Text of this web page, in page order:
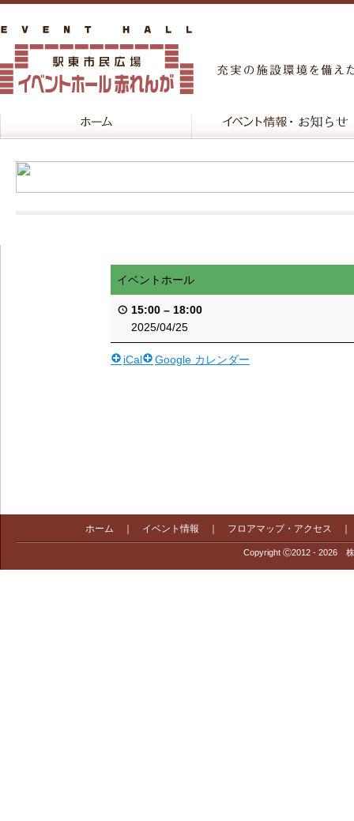
イベントホール
15:00 – 18:00
2025/04/25
iCal Google カレンダー
ホーム イベント情報 フロアマップ・アクセス
Copyright Ⓒ2012 - 2026 株